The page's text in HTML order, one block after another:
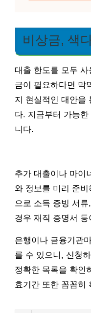
비상금, 색
대출 한도를 모두
금이 필요하다면 막
지 현실적인 대안을
다. 지금부터 가능
니다.
추가 대출이나 마이
와 정보를 미리 준
으로 소득 증빙 서
경우 재직 증명서
은행이나 금융기관
를 수 있으니, 신청
정확한 목록을 확인
효기간 또한 꼼꼼히